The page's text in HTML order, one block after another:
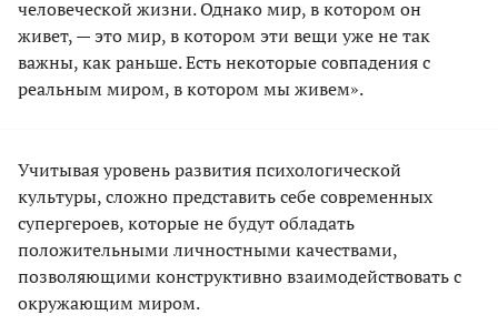
человеческой жизни. Однако мир, в котором он
живет, — это мир, в котором эти вещи уже не так
важны, как раньше. Есть некоторые совпадения с
реальным миром, в котором мы живем».
Учитывая уровень развития психологической
культуры, сложно представить себе современных
супергероев, которые не будут обладать
положительными личностными качествами,
позволяющими конструктивно взаимодействовать с
окружающим миром.